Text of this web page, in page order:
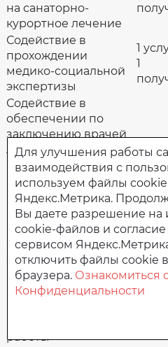
на санаторно-
курортное лечение
Содействие в
прохождении
медико-социальной
экспертизы
1
1
Содействие в
обеспечении по
заключению врачей
лекарственными
препаратами для
медицинского
применения и
медицинскими
изделиями
1
1
Социально-
Оказание
психологической
поддержки,
работы
1
1
Для улучшения работы
взаимодействия с
используем файлы
Яндекс.Метрика.
Вы даете разрешение на
cookie-файлов и
сервисом
отключить файлы cookie
браузера. Ознакомиться
Конфиденциальности